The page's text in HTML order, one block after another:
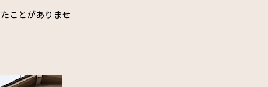
ことがありませ